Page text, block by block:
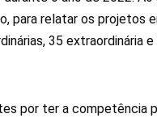
para relatar os projetos
35 extraordinária e
por ter a competência